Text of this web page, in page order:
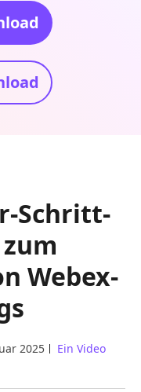
Schritt-
Webex-
2025
Ein Video